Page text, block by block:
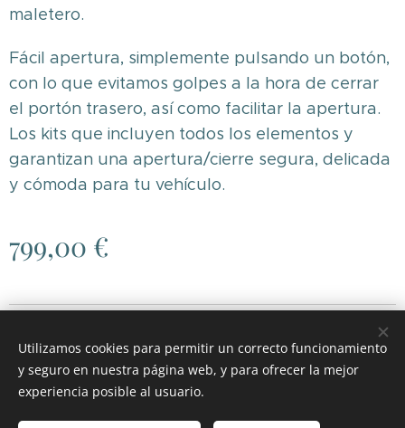
maletero.
Fácil apertura, simplemente pulsando un botón,
con lo que evitamos golpes a la hora de cerrar
el portón trasero, así como facilitar la apertura.
Los kits que incluyen todos los elementos y
garantizan una apertura/cierre segura, delicada
y cómoda para tu vehículo.
799,00 €
Cookies
Utilizamos cookies para permitir un correcto funcionamiento
y seguro en nuestra página web, y para ofrecer la mejor
experiencia posible al usuario.